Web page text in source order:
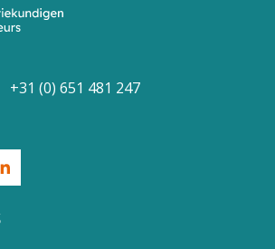
(0) 651 481 247